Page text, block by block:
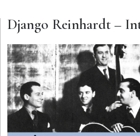
Django Reinhardt –